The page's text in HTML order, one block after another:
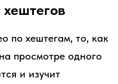
по хештегам, то, как
просмотре одного
и изучит